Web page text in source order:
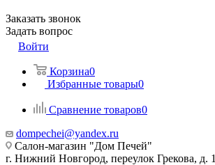
Заказать звонок
Задать вопрос
Войти
Корзина0
Избранные товары0
Сравнение товаров0
dompechei@yandex.ru
Салон-магазин "Дом Печей"
г. Нижний Новгород, переулок Грекова, д. 1